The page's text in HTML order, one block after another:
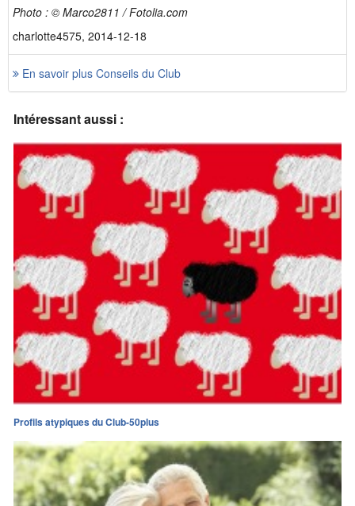
Photo : © Marco2811 / Fotolia.com
charlotte4575, 2014-12-18
En savoir plus Conseils du Club
Intéressant aussi :
Profils atypiques du Club-50plus